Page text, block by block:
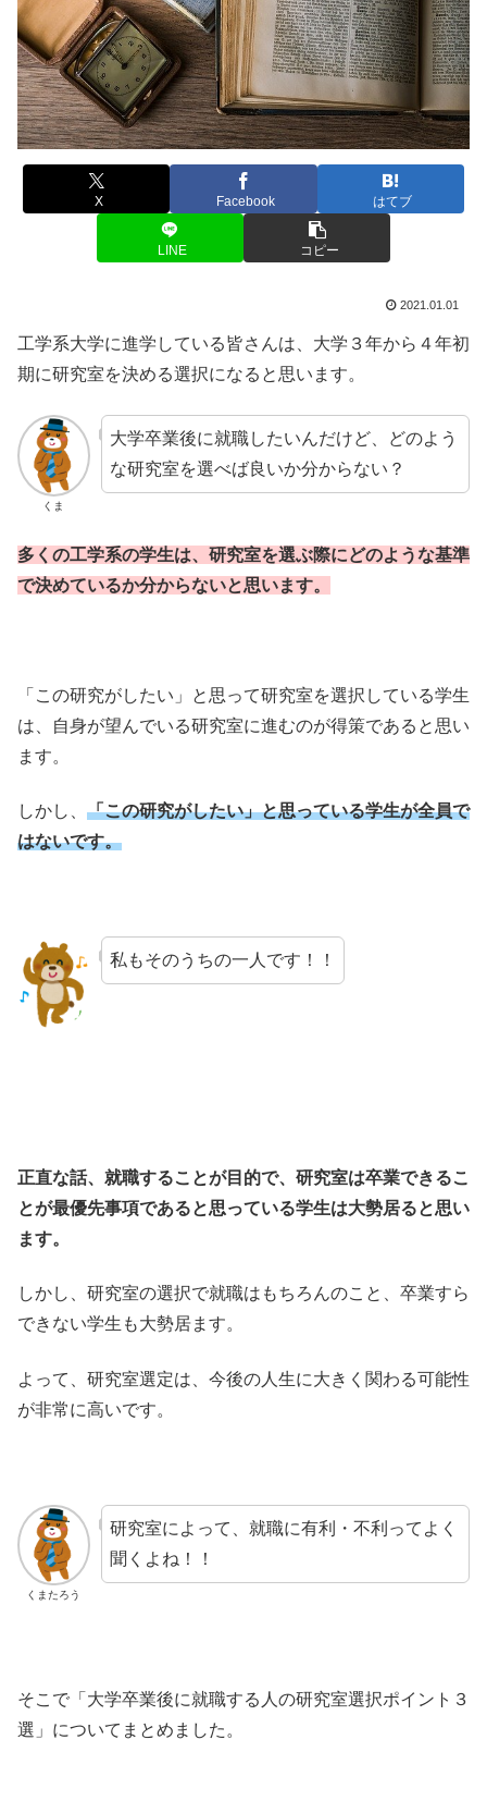
X Facebook はてブ
LINE コピー
2021.01.01
工学系大学に進学している皆さんは、大学３年から４年初
期に研究室を決める選択になると思います。
くま
大学卒業後に就職したいんだけど、どのよう
な研究室を選べば良いか分からない？
多くの工学系の学生は、研究室を選ぶ際にどのような基準
で決めているか分からないと思います。
「この研究がしたい」と思って研究室を選択している学生
は、自身が望んでいる研究室に進むのが得策であると思い
ます。
しかし、 「この研究がしたい」と思っている学生が全員で
はないです。
私もそのうちの一人です！！
正直な話、就職することが目的で、研究室は卒業できるこ
とが最優先事項であると思っている学生は大勢居ると思い
ます。
しかし、研究室の選択で就職はもちろんのこと、卒業すら
できない学生も大勢居ます。
よって、研究室選定は、今後の人生に大きく関わる可能性
が非常に高いです。
くまたろう
研究室によって、就職に有利・不利ってよく
聞くよね！！
そこで「大学卒業後に就職する人の研究室選択ポイント３
選」についてまとめました。